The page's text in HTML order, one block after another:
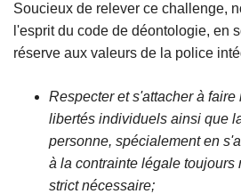
Soucieux de relever ce challenge,
l'esprit du code de déontologie, en
réserve aux valeurs de la police
Respecter et s'attacher à
libertés individuels ainsi que
personne, spécialement en
à la contrainte légale toujours
strict nécessaire;